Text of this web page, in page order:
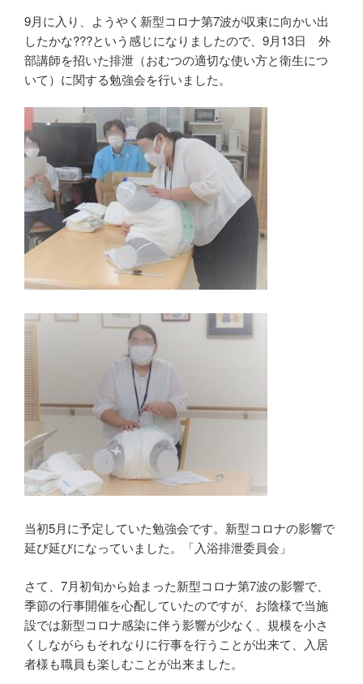
9月に入り、ようやく新型コロナ第7波が収束に向かい出
したかな???という感じになりましたので、9月13日 外
部講師を招いた排泄（おむつの適切な使い方と衛生につ
いて）に関する勉強会を行いました。
当初5月に予定していた勉強会です。新型コロナの影響で
延び延びになっていました。「入浴排泄委員会」
さて、7月初旬から始まった新型コロナ第7波の影響で、
季節の行事開催を心配していたのですが、お陰様で当施
設では新型コロナ感染に伴う影響が少なく、規模を小さ
くしながらもそれなりに行事を行うことが出来て、入居
者様も職員も楽しむことが出来ました。